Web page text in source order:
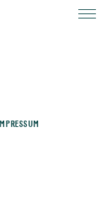
IMPRESSUM